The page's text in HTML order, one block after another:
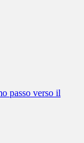
passo verso il